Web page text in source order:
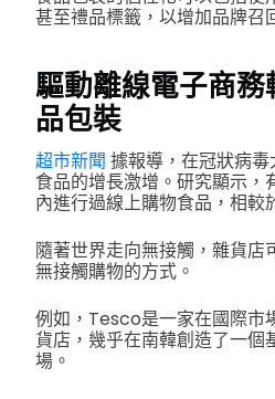
甚至禮品標籤，以增加品牌召
驅動離線電子商
品包裝
超市新聞 據報導，在冠狀病
食品的增長激增。研究顯示，
內進行過線上購物食品，相較
隨著世界走向無接觸，雜貨店
無接觸購物的方式。
例如，Tesco是一家在國際市
貨店，幾乎在南韓創造了一個
場。